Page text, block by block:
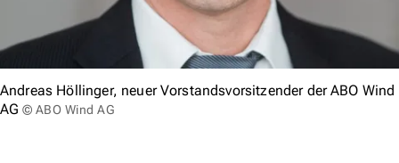
Andreas Höllinger, neuer Vorstandsvorsitzender der ABO Wind
AG © ABO Wind AG